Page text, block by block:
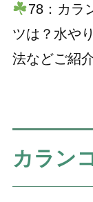
78：カラ
ツは？水や
法などご紹
カラン